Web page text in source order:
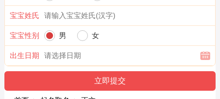
宝宝姓氏
宝宝性别 男 女
出生日期